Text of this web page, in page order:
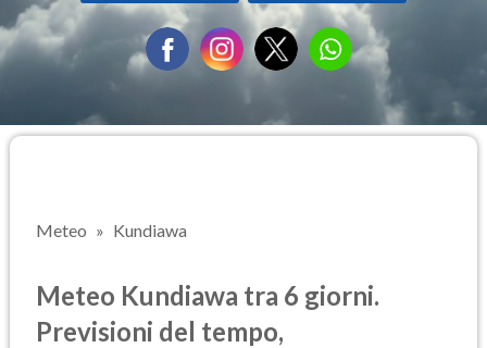
Meteo Kundiawa
Meteo Kundiawa tra 6 giorni.
Previsioni del tempo,